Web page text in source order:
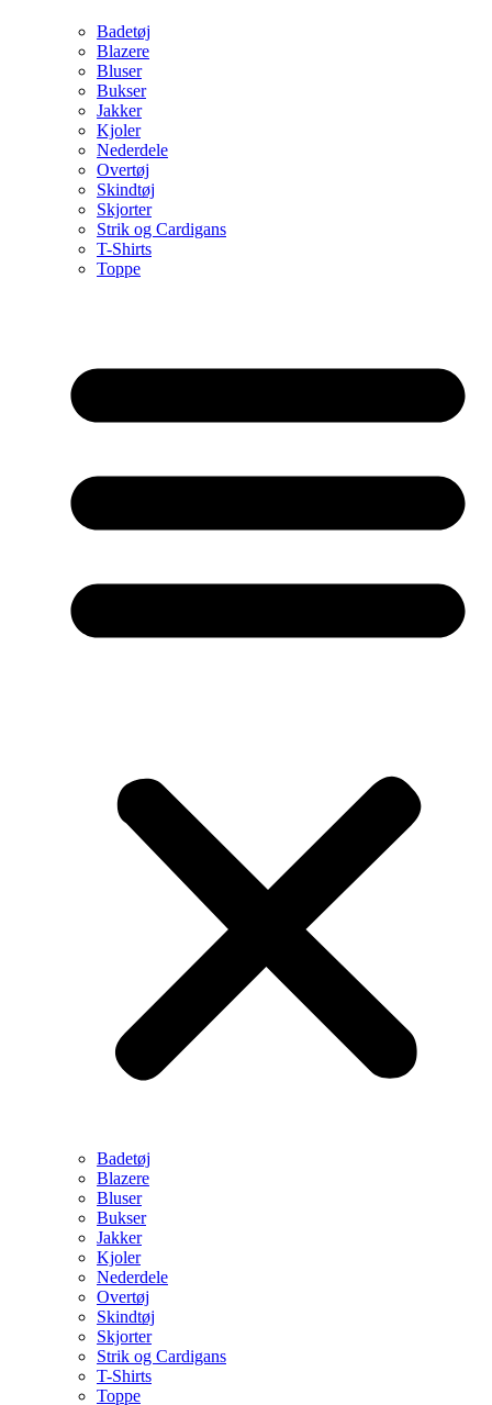
Badetøj
Blazere
Bluser
Bukser
Jakker
Kjoler
Nederdele
Overtøj
Skindtøj
Skjorter
Strik og Cardigans
T-Shirts
Toppe
Badetøj
Blazere
Bluser
Bukser
Jakker
Kjoler
Nederdele
Overtøj
Skindtøj
Skjorter
Strik og Cardigans
T-Shirts
Toppe